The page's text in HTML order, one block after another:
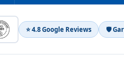
⭐ 4.8 Google Reviews 🛡